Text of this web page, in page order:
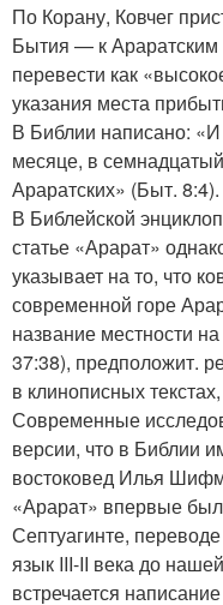
По Корану, Ковчег
Бытия — к
перевести как
указания места
В Библии написано: «И
месяце, в
Араратских» (Быт. 8:4).
В Библейской
статье «Арарат»
указывает на то, что
современной горе
название местности
37:38), предположит.
в клинописных
Современные
версии, что в Библии
востоковед Илья
«Арарат» впервые
Септуагинте,
язык III-II века до
встречается